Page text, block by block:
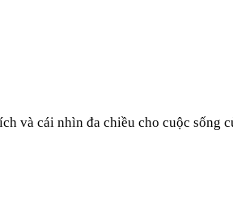
và cái nhìn đa chiều cho cuộc sống